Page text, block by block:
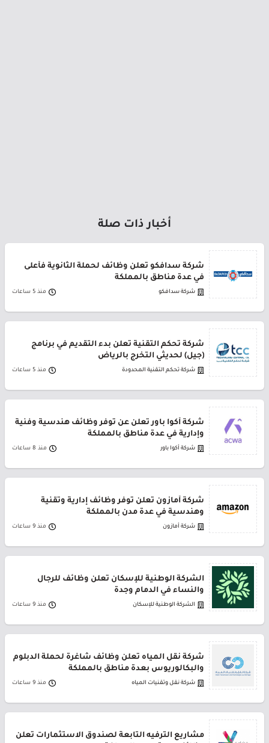
أخبار ذات صلة
شركة سدافكو تعلن وظائف لحملة الثانوية فأعلى
في عدة مناطق بالمملكة
شركة سدافكو منذ 5 ساعات
شركة تحكم التقنية تعلن بدء التقديم في برنامج
(جيل) لحديثي التخرج بالرياض
شركة تحكم التقنية المحدودة منذ 5 ساعات
شركة أكوا باور تعلن عن توفر وظائف هندسية وفنية
وإدارية في عدة مناطق بالمملكة
شركة أكوا باور منذ 8 ساعات
شركة أمازون تعلن توفر وظائف إدارية وتقنية
وهندسية في عدة مدن بالمملكة
شركة أمازون منذ 9 ساعات
الشركة الوطنية للإسكان تعلن وظائف للرجال
والنساء في الدمام وجدة
الشركة الوطنية للإسكان منذ 9 ساعات
شركة نقل المياه تعلن وظائف شاغرة لحملة الدبلوم
والبكالوريوس بعدة مناطق بالمملكة
شركة نقل وتقنيات المياه منذ 9 ساعات
مشاريع الترفيه التابعة لصندوق الاستثمارات تعلن